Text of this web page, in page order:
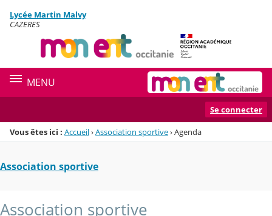
Menu de la rubrique
Contenu
Lycée Martin Malvy
CAZERES
MENU
Se connecter
Vous êtes ici : Accueil›Association sportive›Agenda
Association sportive
Association sportive